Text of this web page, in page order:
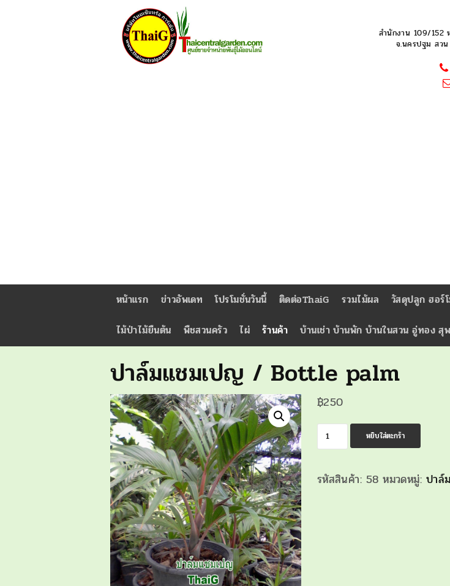
สำนักงาน 109/152
จ.นครปฐม สว
หน้าแรก ข่าวอัพเดท โปรโมชั่นวันนี้ ติดต่อThaiG รวมไม้ผล วัสดุปลูก ฮอร์
ไม้ป่าไม้ยืนต้น
พืชสวนครัว ไผ่ ร้านค้า บ้านเช่า บ้านพัก บ้านในสวน อู่ทอง สุ
ปาล์มแชมเปญ / Bottle palm
฿250
ปาล์ม
/
หยิบใส่ตะกร้า
รหัสสินค้า: 58 หมวดหมู่: ปาล์ม